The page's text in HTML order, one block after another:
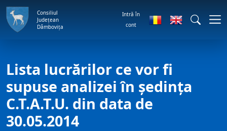
Consiliul
Județean
Dâmbovița
Intră în
cont
Lista lucrărilor ce vor fi
supuse analizei în ședința
C.T.A.T.U. din data de
30.05.2014